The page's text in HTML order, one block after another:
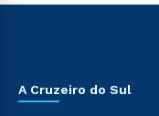
A Cruzeiro do Sul